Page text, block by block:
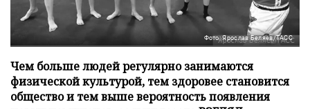
Фото: Ярослав Беляев/ТАСС
Чем больше людей регулярно занимаются
физической культурой, тем здоровее становится
общество и тем выше вероятность появления